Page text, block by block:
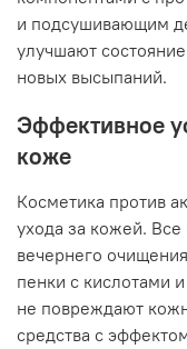
и подсушивающим
улучшают
новых высыпаний.
Эффективное
коже
Косметика против
ухода за кожей. Все
вечернего
пенки с кислотами
не повреждают
средства с